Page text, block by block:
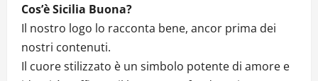
Cos’è Sicilia Buona?
Il nostro logo lo racconta bene, ancor prima dei
nostri contenuti.
Il cuore stilizzato è un simbolo potente di amore e